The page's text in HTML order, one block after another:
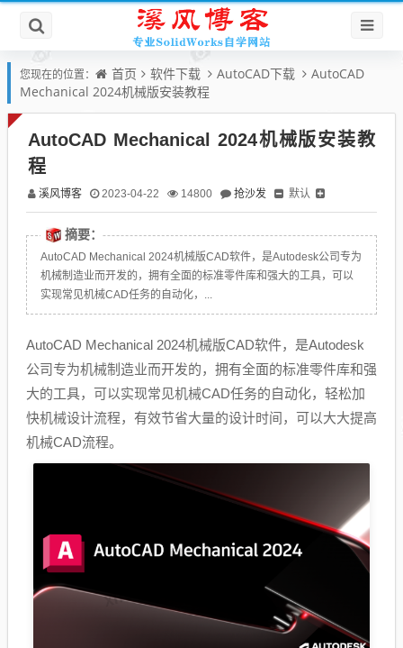
您现在的位置： 首页 软件下载 AutoCAD下载
AutoCAD
Mechanical 2024机械版安装教程
AutoCAD Mechanical 2024机械版安装教
程
溪风博客 2023-04-22 14800 抢沙发 默认
摘要：
AutoCAD Mechanical 2024机械版CAD软件，是Autodesk公司专为
机械制造业而开发的，拥有全面的标准零件库和强大的工具，可以
实现常见机械CAD任务的自动化，...
AutoCAD Mechanical 2024机械版CAD软件，是Autodesk
公司专为机械制造业而开发的，拥有全面的标准零件库和强
大的工具，可以实现常见机械CAD任务的自动化，轻松加
快机械设计流程，有效节省大量的设计时间，可以大大提高
机械CAD流程。